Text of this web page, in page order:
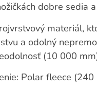
dobre sedia
materiál,
a odolný
(10 000
Polar fleece (240